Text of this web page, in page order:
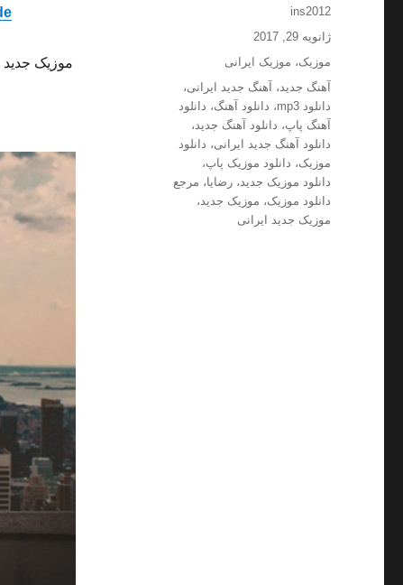
موزیک جدید
نویسنده
ins2012
ارسال
شده
ژانویه 29, 2017
دسته‌ها
موزیک، موزیک ایرانی
برچسب‌ها
آهنگ جدید، آهنگ جدید ایرانی،
دانلود mp3
، دانلود آهنگ، دانلود
آهنگ پاپ، دانلود آهنگ جدید،
دانلود آهنگ جدید ایرانی، دانلود
موزیک، دانلود موزیک پاپ،
دانلود موزیک جدید،رضایا، مرجع
دانلود موزیک، موزیک جدید،
موزیک جدید ایرانی